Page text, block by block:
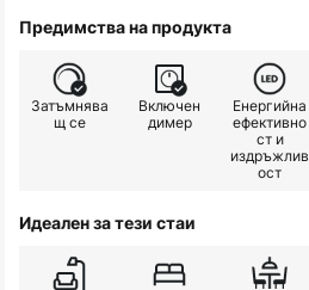
Предимства на продукта
Затъмнява
щ се
Включен
димер
Енергийна
ефективно
ст и
издръжлив
ост
Идеален за тези стаи